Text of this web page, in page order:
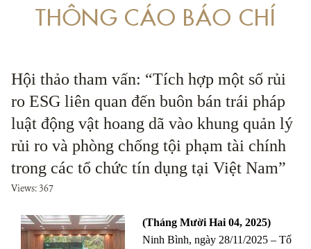
PHÒNG, CHỐNG RỬA TIỀN LIÊN QUAN ĐẾN BUÔN BÁN TRÁI PHÁP
THÔNG CÁO BÁO CHÍ
Hội thảo tham vấn: “Tích hợp một số rủi
ro ESG liên quan đến buôn bán trái pháp
luật động vật hoang dã vào khung quản lý
rủi ro và phòng chống tội phạm tài chính
trong các tổ chức tín dụng tại Việt Nam”
Views: 367
(Tháng Mười Hai 04, 2025)
Ninh Bình, ngày 28/11/2025 – Tổ